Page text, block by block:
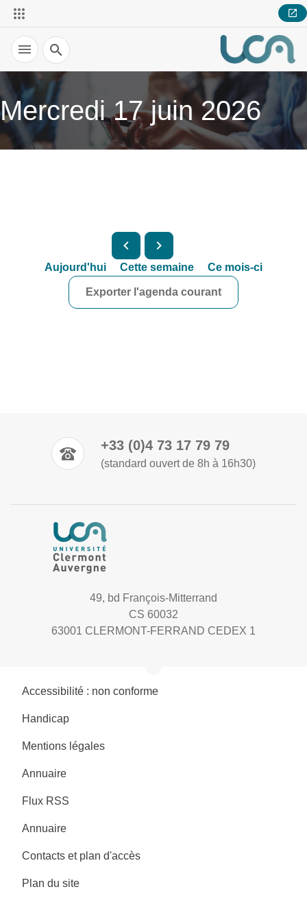
Recherche
Mercredi 17 juin 2026
Aujourd'hui Cette semaine Ce mois-ci
Exporter l'agenda courant
+33 (0)4 73 17 79 79
(standard ouvert de 8h à 16h30)
49, bd François-Mitterrand
CS 60032
63001 CLERMONT-FERRAND CEDEX 1
Accessibilité : non conforme
Handicap
Mentions légales
Annuaire
Flux RSS
Annuaire
Contacts et plan d'accès
Plan du site